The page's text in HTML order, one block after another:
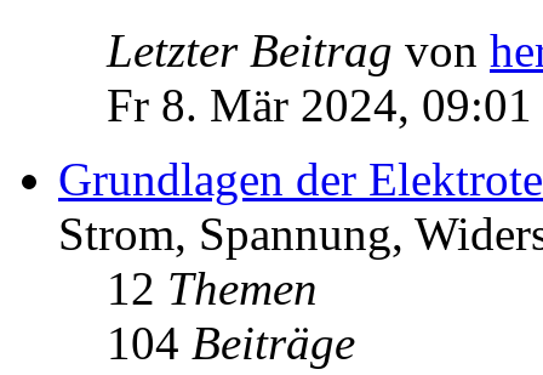
Letzter Beitrag von
Fr 8. Mär 2024, 09:01
Grundlagen der
Strom, Spannung,
12 Themen
104 Beiträge